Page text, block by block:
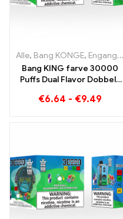
Alle, Bang KONGE, Engangs e-cigaretter Litauen
Bang KING farve 30000
Puffs Dual Flavor Dobbelt
Kiwi og Sour Apple
€6.64 - €9.49